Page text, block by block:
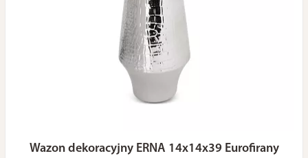
Wazon dekoracyjny ERNA 14x14x39 Eurofirany